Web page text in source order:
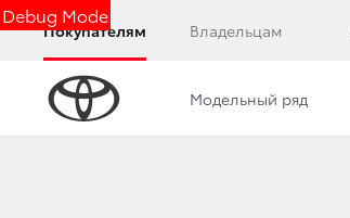
Debug Mode
Покупателям Владельцам
Модельный ряд